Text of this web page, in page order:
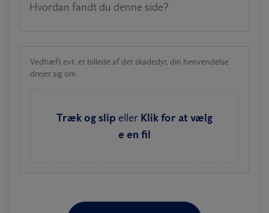
Hvordan fandt du denne side?
Vedhæft evt. et billede af det skadedyr, din henvendelse
drejer sig om.
Træk og slip eller Klik for at vælg
e en fil